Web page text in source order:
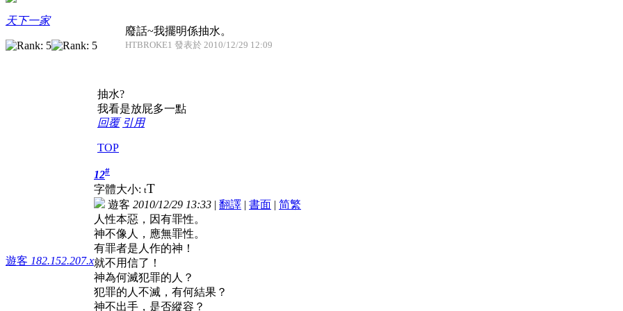
天下一家
廢話~我擺明係抽水。
HTBROKE1 發表於 2010/12/29 12:09
抽水?
我看是放屁多一點
回覆 引用
TOP
遊客 182.152.207.x
12#
字體大小: tT
遊客 2010/12/29 13:33 | 翻譯 | 書面 | 简繁
人性本惡，因有罪性。
神不像人，應無罪性。
有罪者是人作的神！
就不用信了！
神為何滅犯罪的人？
犯罪的人不滅，有何結果？
神不出手，是否縱容？